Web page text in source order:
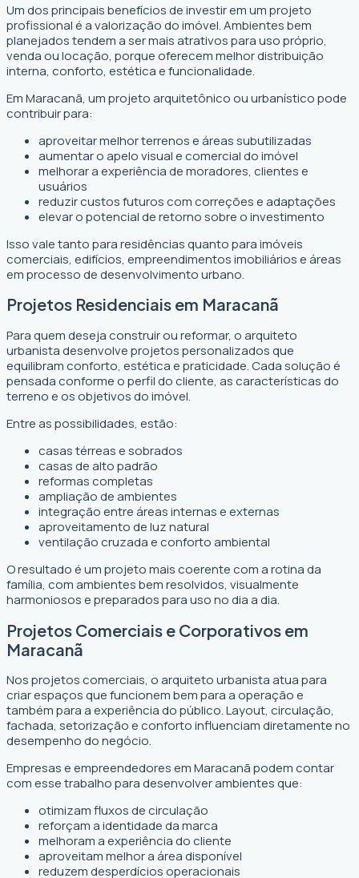
Um dos principais benefícios de investir em um projeto
profissional é a valorização do imóvel. Ambientes bem
planejados tendem a ser mais atrativos para uso próprio,
venda ou locação, porque oferecem melhor distribuição
interna, conforto, estética e funcionalidade.
Em Maracanã, um projeto arquitetônico ou urbanístico pode
contribuir para:
aproveitar melhor terrenos e áreas subutilizadas
aumentar o apelo visual e comercial do imóvel
melhorar a experiência de moradores, clientes e
usuários
reduzir custos futuros com correções e adaptações
elevar o potencial de retorno sobre o investimento
Isso vale tanto para residências quanto para imóveis
comerciais, edifícios, empreendimentos imobiliários e áreas
em processo de desenvolvimento urbano.
Projetos Residenciais em Maracanã
Para quem deseja construir ou reformar, o arquiteto
urbanista desenvolve projetos personalizados que
equilibram conforto, estética e praticidade. Cada solução é
pensada conforme o perfil do cliente, as características do
terreno e os objetivos do imóvel.
Entre as possibilidades, estão:
casas térreas e sobrados
casas de alto padrão
reformas completas
ampliação de ambientes
integração entre áreas internas e externas
aproveitamento de luz natural
ventilação cruzada e conforto ambiental
O resultado é um projeto mais coerente com a rotina da
família, com ambientes bem resolvidos, visualmente
harmoniosos e preparados para uso no dia a dia.
Projetos Comerciais e Corporativos em
Maracanã
Nos projetos comerciais, o arquiteto urbanista atua para
criar espaços que funcionem bem para a operação e
também para a experiência do público. Layout, circulação,
fachada, setorização e conforto influenciam diretamente no
desempenho do negócio.
Empresas e empreendedores em Maracanã podem contar
com esse trabalho para desenvolver ambientes que:
otimizam fluxos de circulação
reforçam a identidade da marca
melhoram a experiência do cliente
aproveitam melhor a área disponível
reduzem desperdícios operacionais